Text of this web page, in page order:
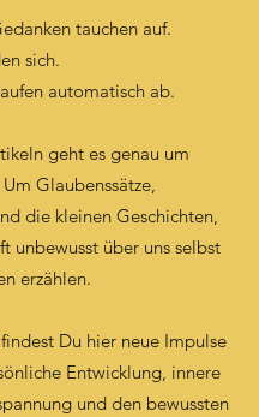
tauchen auf.
sich.
automatisch ab.
geht es genau um
Glaubenssätze,
die kleinen Geschichten,
unbewusst über uns selbst
erzählen.
Du hier neue Impulse
Entwicklung, innere
und den bewussten